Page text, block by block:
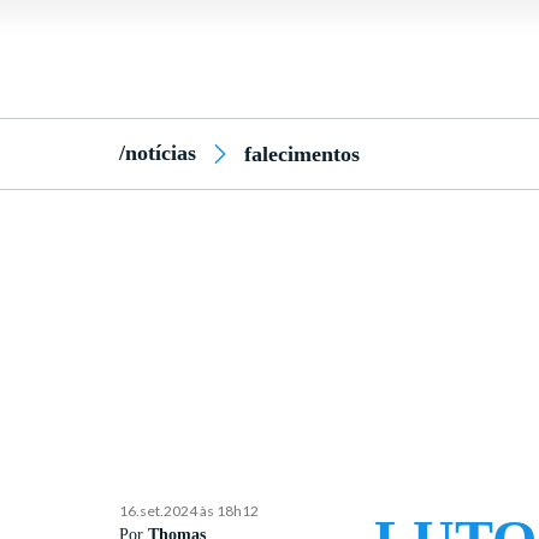
/notícias falecimentos
16.set.2024 às 18h12
PorThomas